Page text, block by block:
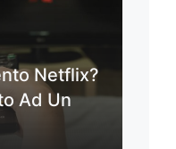
Netflix?
Ad Un